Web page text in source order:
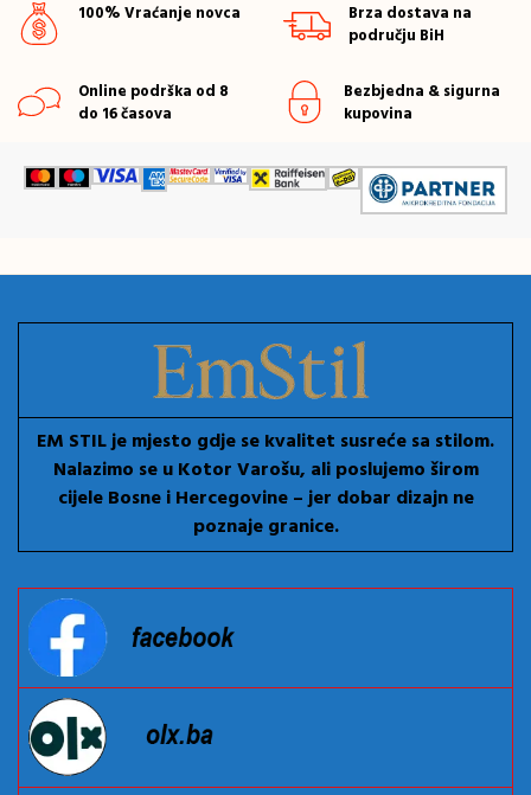
100% Vraćanje novca
Brza dostava na
području BiH
Online podrška od 8
do 16 časova
Bezbjedna & sigurna
kupovina
EM STIL je mjesto gdje se kvalitet susreće sa stilom.
Nalazimo se u Kotor Varošu, ali poslujemo širom
cijele Bosne i Hercegovine – jer dobar dizajn ne
poznaje granice.